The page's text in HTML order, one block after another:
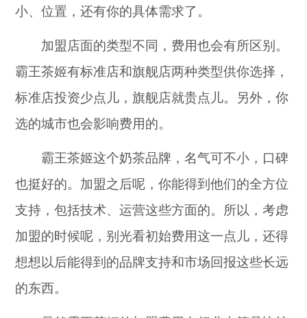
小、位置，还有你的具体需求了。
加盟店面的类型不同，费用也会有所区别。
霸王茶姬有标准店和旗舰店两种类型供你选择，
标准店投资少点儿，旗舰店就贵点儿。另外，你
选的城市也会影响费用的。
霸王茶姬这个奶茶品牌，名气可不小，口碑
也挺好的。加盟之后呢，你能得到他们的全方位
支持，包括技术、运营这些方面的。所以，考虑
加盟的时候呢，别光看初始费用这一点儿，还得
想想以后能得到的品牌支持和市场回报这些长远
的东西。